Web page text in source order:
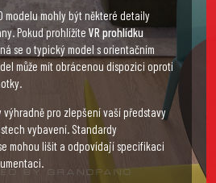
modelu mohly být některé detaily
Pokud prohlížíte VR prohlídku
se o typický model s orientačním
může mít obrácenou dispozici oproti
výhradně pro zlepšení vaší představy
vybavení. Standardy
mohou lišit a odpovídají specifikaci